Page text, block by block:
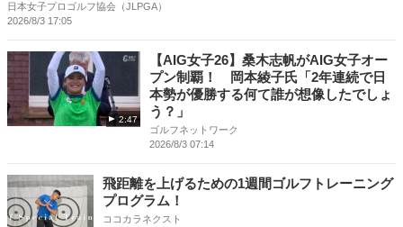
日本女子プロゴルフ協会（JLPGA）
2026/8/3 17:05
2:47
【AIG女子26】桑木志帆がAIG女子オー
プン制覇！ 岡本綾子氏「2年連続で日
本勢が優勝する何て誰が想像したでしょ
う？」
ゴルフネットワーク
2026/8/3 07:14
飛距離を上げるための1週間ゴルフトレーニング
プログラム！
ココカラネクスト